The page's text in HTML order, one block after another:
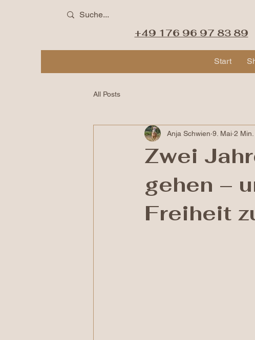
Start
+49 176 96 97 83 89
All Posts
Zwei
gehen –
Freiheit
Anja Schwien 9. Mai 2